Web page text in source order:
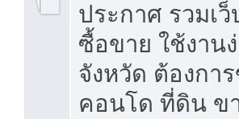
ประกาศ รวมเ
ซื้อขาย ใช้งาน
จังหวัด ต้องกา
คอนโด ที่ดิน ข